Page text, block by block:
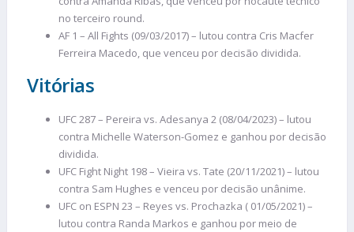
no terceiro round.
AF 1 – All Fights (09/03/2017) – lutou contra Cris Macfer
Ferreira Macedo, que venceu por decisão dividida.
Vitórias
UFC 287 – Pereira vs. Adesanya 2 (08/04/2023) – lutou
contra Michelle Waterson-Gomez e ganhou por decisão
dividida.
UFC Fight Night 198 – Vieira vs. Tate (20/11/2021) – lutou
contra Sam Hughes e venceu por decisão unânime.
UFC on ESPN 23 – Reyes vs. Prochazka ( 01/05/2021) –
lutou contra Randa Markos e ganhou por meio de